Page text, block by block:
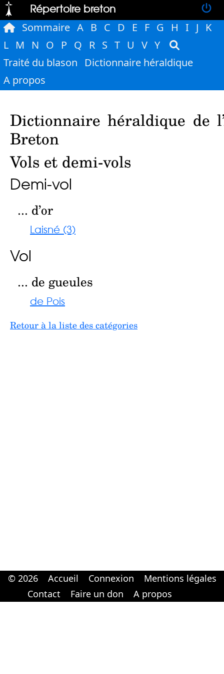
Répertoire breton
Sommaire A B C D E F G H I J
K
L M N O P Q R S T U V Y
Traité du blason
Dictionnaire héraldique
A propos
Dictionnaire héraldique de
Breton
Vols et demi-vols
Demi-vol
... d’or
Laisné (3)
Vol
... de gueules
de Pois
Retour à la liste des catégories
© 2026 Accueil Connexion
Mentions légales
Contact
Faire un don A propos